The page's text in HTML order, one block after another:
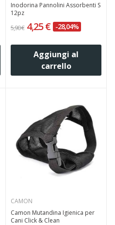
Inodorina Pannolini Assorbenti S
12pz
5,90 € 4,25 € -28,04%
Aggiungi al
carrello
CAMON
Camon Mutandina Igienica per
Cani Click & Clean